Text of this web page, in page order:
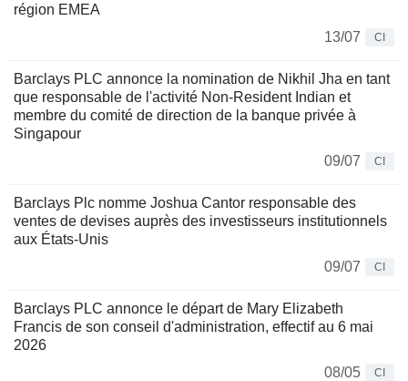
région EMEA
13/07
CI
Barclays PLC annonce la nomination de Nikhil Jha en tant
que responsable de l'activité Non-Resident Indian et
membre du comité de direction de la banque privée à
Singapour
09/07
CI
Barclays Plc nomme Joshua Cantor responsable des
ventes de devises auprès des investisseurs institutionnels
aux États-Unis
09/07
CI
Barclays PLC annonce le départ de Mary Elizabeth
Francis de son conseil d'administration, effectif au 6 mai
2026
08/05
CI